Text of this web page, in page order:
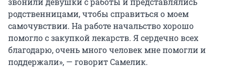
родственницами, чтобы справиться о моем
самочувствии. На работе начальство хорошо
помогло с закупкой лекарств. Я сердечно всех
благодарю, очень много человек мне помогли и
поддержали», — говорит Самелик.